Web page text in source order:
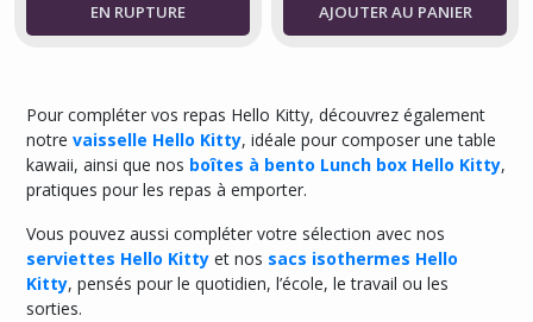
AJOUTER AU PANIER
Pour compléter vos repas Hello Kitty, découvrez également
notre vaisselle Hello Kitty, idéale pour composer une table
kawaii, ainsi que nos boîtes à bento Lunch box Hello Kitty,
pratiques pour les repas à emporter.
Vous pouvez aussi compléter votre sélection avec nos
serviettes Hello Kitty et nos sacs isothermes Hello
Kitty, pensés pour le quotidien, l’école, le travail ou les
sorties.